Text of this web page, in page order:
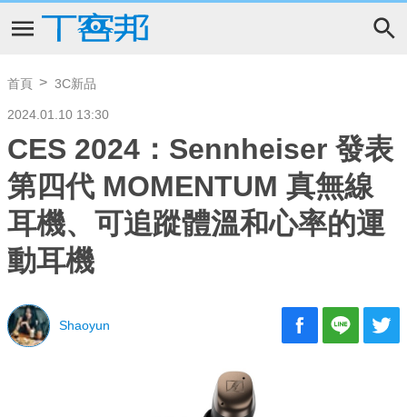
首頁 3C新品
2024.01.10 13:30
CES 2024：Sennheiser 發表
第四代 MOMENTUM 真無線
耳機、可追蹤體溫和心率的運
動耳機
Shaoyun